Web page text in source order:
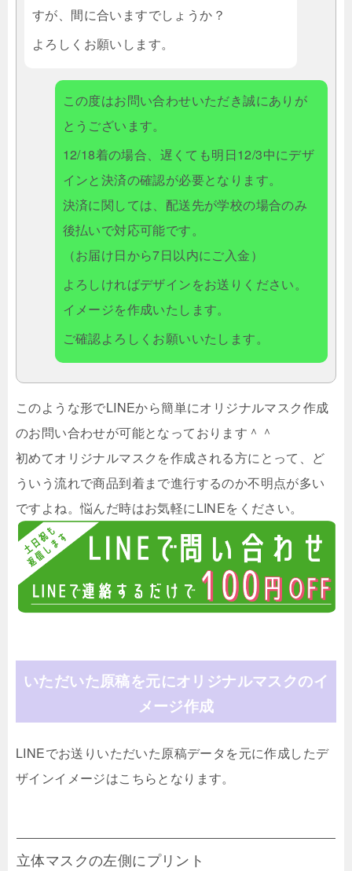
すが、間に合いますでしょうか？
よろしくお願いします。
この度はお問い合わせいただき誠にありが
とうございます。
12/18着の場合、遅くても明日12/3中にデザ
インと決済の確認が必要となります。
決済に関しては、配送先が学校の場合のみ
後払いで対応可能です。
（お届け日から7日以内にご入金）
よろしければデザインをお送りください。
イメージを作成いたします。
ご確認よろしくお願いいたします。
このような形でLINEから簡単にオリジナルマスク作成
のお問い合わせが可能となっております＾＾
初めてオリジナルマスクを作成される方にとって、ど
ういう流れで商品到着まで進行するのか不明点が多い
ですよね。悩んだ時はお気軽にLINEをください。
いただいた原稿を元にオリジナルマスクのイ
メージ作成
LINEでお送りいただいた原稿データを元に作成したデ
ザインイメージはこちらとなります。
立体マスクの左側にプリント